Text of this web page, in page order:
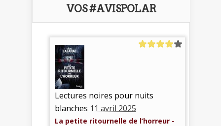
VOS #AVISPOLAR
Lectures noires pour nuits
blanches 11 avril 2025
La petite ritournelle de l’horreur -